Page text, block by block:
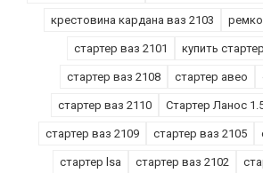
крестовина кардана ваз 2103
стартер ваз 2101 купить
стартер ваз 2108 стартер авео
стартер ваз 2110 Стартер Ланос
стартер ваз 2109 стартер ваз 2105
стартер lsa стартер ваз 2102